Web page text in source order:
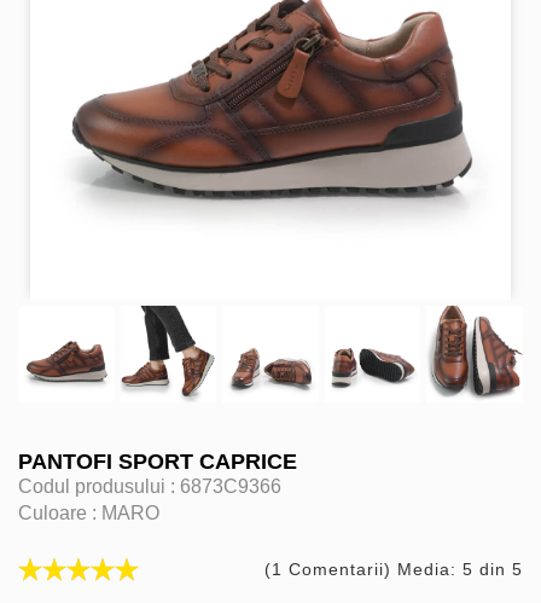
PANTOFI SPORT CAPRICE
Codul produsului : 6873C9366
Culoare : MARO
(1 Comentarii) Media: 5 din 5